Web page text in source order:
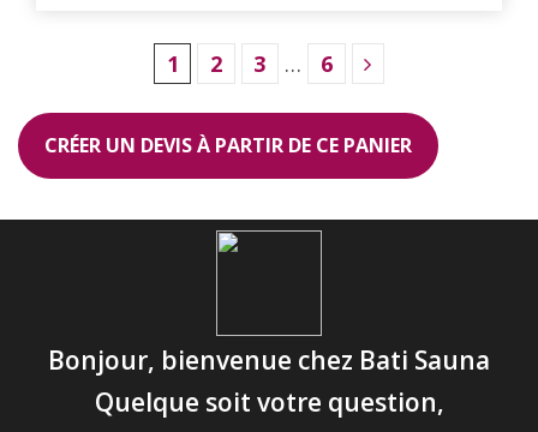
1 2 3 … 6
CRÉER UN DEVIS À PARTIR DE CE PANIER
Bonjour, bienvenue chez Bati Sauna
Quelque soit votre question,